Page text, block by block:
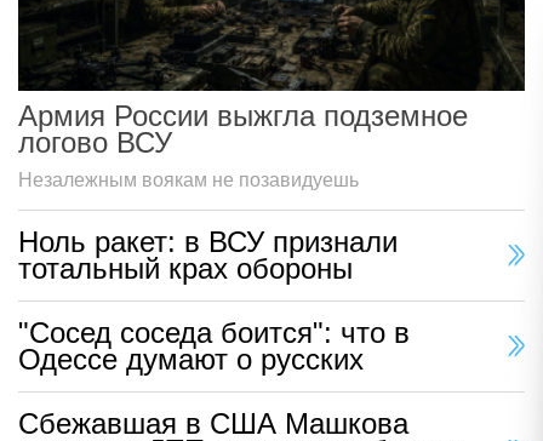
Армия России выжгла подземное
логово ВСУ
Незалежным воякам не позавидуешь
Ноль ракет: в ВСУ признали
тотальный крах обороны
"Сосед соседа боится": что в
Одессе думают о русских
Сбежавшая в США Машкова